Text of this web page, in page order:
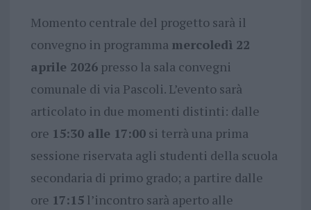
Momento centrale del progetto sarà il
convegno in programma mercoledì 22
aprile 2026presso la sala convegni
comunale di via Pascoli. L’evento sarà
articolato in due momenti distinti: dalle
ore 15:30 alle 17:00si terrà una prima
sessione riservata agli studenti della scuola
secondaria di primo grado; a partire dalle
ore 17:15l’incontro sarà aperto alle